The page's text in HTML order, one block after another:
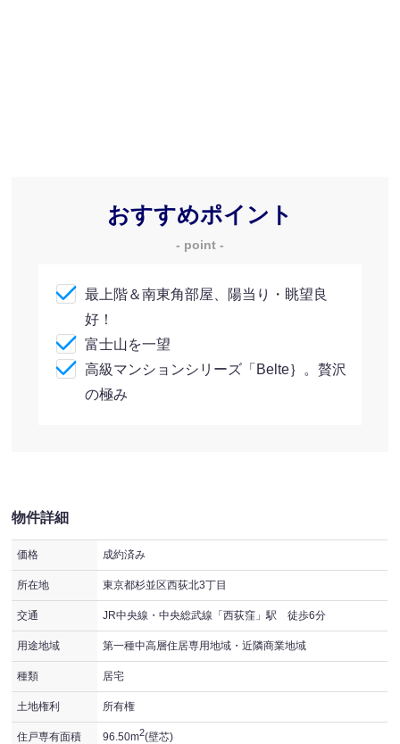
おすすめポイント
- point -
最上階＆南東角部屋、陽当り・眺望良
好！
富士山を一望
高級マンションシリーズ「Belte｝。贅沢
の極み
物件詳細
価格 成約済み
所在地 東京都杉並区西荻北3丁目
交通 JR中央線・中央総武線「西荻窪」駅 徒歩6分
用途地域 第一種中高層住居専用地域・近隣商業地域
種類 居宅
土地権利 所有権
住戸専有面積
96.50m2(壁芯)